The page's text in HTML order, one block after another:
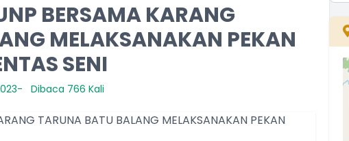
BERSAMA KARANG
MELAKSANAKAN PEKAN
SENI
Dibaca 766 Kali